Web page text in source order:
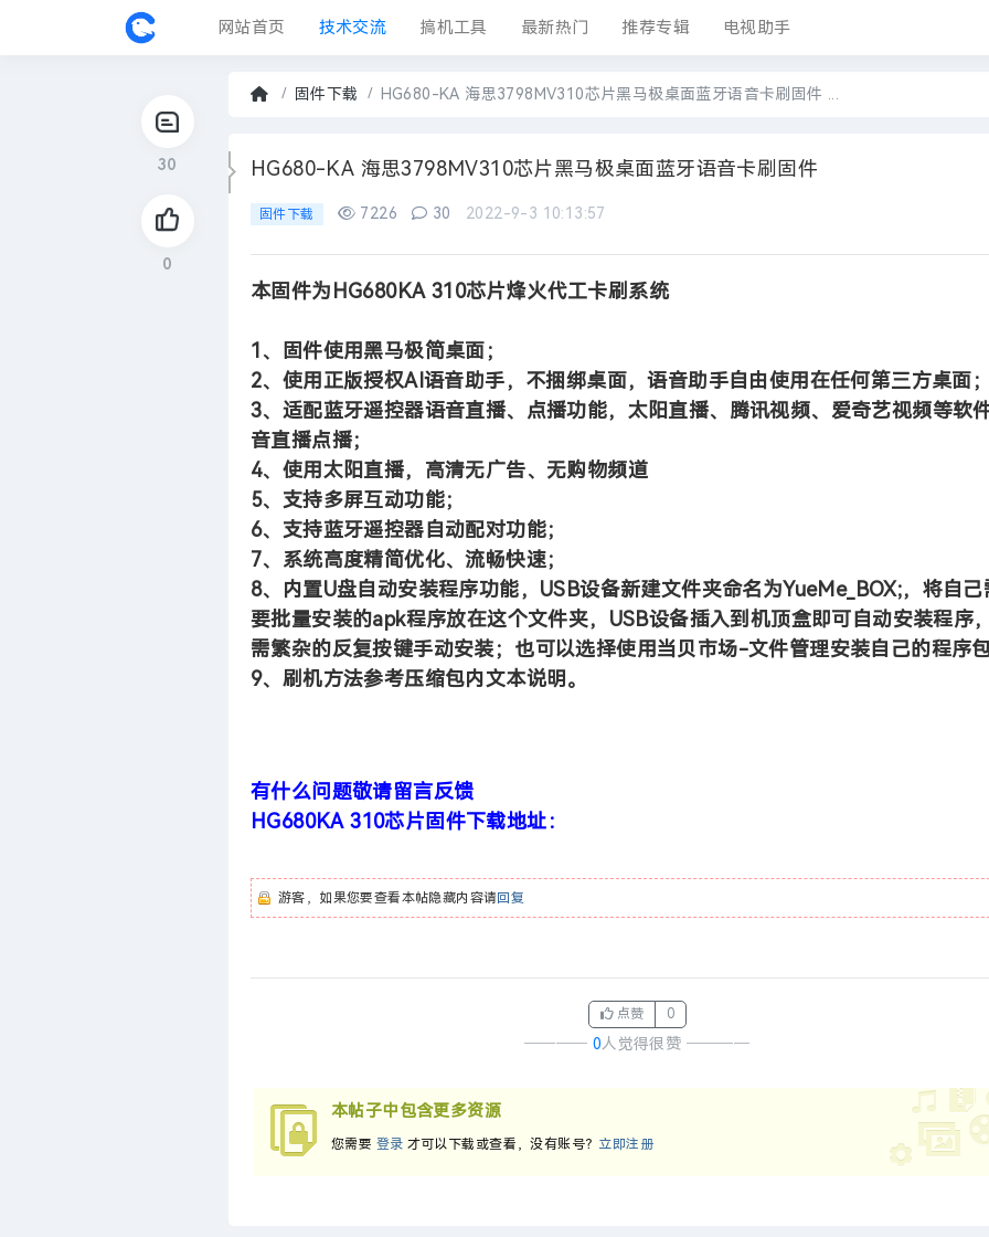
网站首页 技术交流 搞机工具 最新热门 推荐专辑 电视助手
固件中心
30
0
页
固件下载
›
HG680-KA 海思3798MV310芯片黑马极桌面蓝牙语音卡刷固件 ...
HG680-KA 海思3798MV310芯片黑马极桌面蓝牙语音卡刷固件
固件下载 7226 30 2022-9-3 10:13:57
本固件为HG680KA 310芯片烽火代工卡刷系统
1 、固件使用黑马极简桌面；
2、使用正版授权AI语音助手，不捆绑桌面，语音助手自由使用在任何第三方桌面
3、适配蓝牙遥控器语音直播、点播功能，太阳直播、腾讯视频、爱奇艺视频等软
音直播点播；
4、使用太阳直播，高清无广告、无购物频道
5、支持多屏互动功能；
6、支持蓝牙遥控器自动配对功能；
7、系统高度精简优化、流畅快速；
8、内置U盘自动安装程序功能，USB设备新建文件夹命名为YueMe_BOX;，将自己
要批量安装的apk程序放在这个文件夹，USB设备插入到机顶盒即可自动安装程序
需繁杂的反复按键手动安装；也可以选择使用当贝市场-文件管理安装自己的程序
9、刷机方法参考压缩包内文本说明。
有什么问题敬请留言反馈
HG680KA 310芯片 固件下载地址：
游客，如果您要查看本帖隐藏内容请回复
点赞 0
──── 0人觉得很赞 ────
本帖子中包含更多资源
您需要 登录 才可以下载或查看，没有账号？ 立即注册